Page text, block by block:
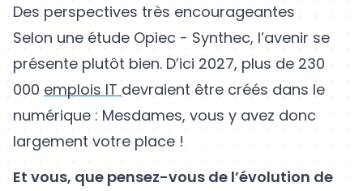
Des perspectives très encourageantes
Selon une étude Opiec - Synthec, l’avenir se
présente plutôt bien. D’ici 2027, plus de 230
000 emplois IT devraient être créés dans le
numérique : Mesdames, vous y avez donc
largement votre place !
Et vous, que pensez-vous de l’évolution de